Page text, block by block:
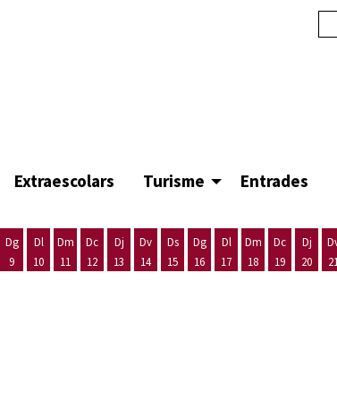
Extraescolars Turisme Entrades
Dg
9
Dl
10
Dm
11
Dc
12
Dj
13
Dv
14
Ds
15
Dg
16
Dl
17
Dm
18
Dc
19
Dj
20